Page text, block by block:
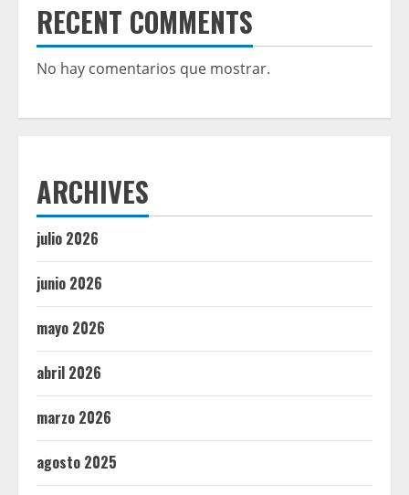
RECENT COMMENTS
No hay comentarios que mostrar.
ARCHIVES
julio 2026
junio 2026
mayo 2026
abril 2026
marzo 2026
agosto 2025